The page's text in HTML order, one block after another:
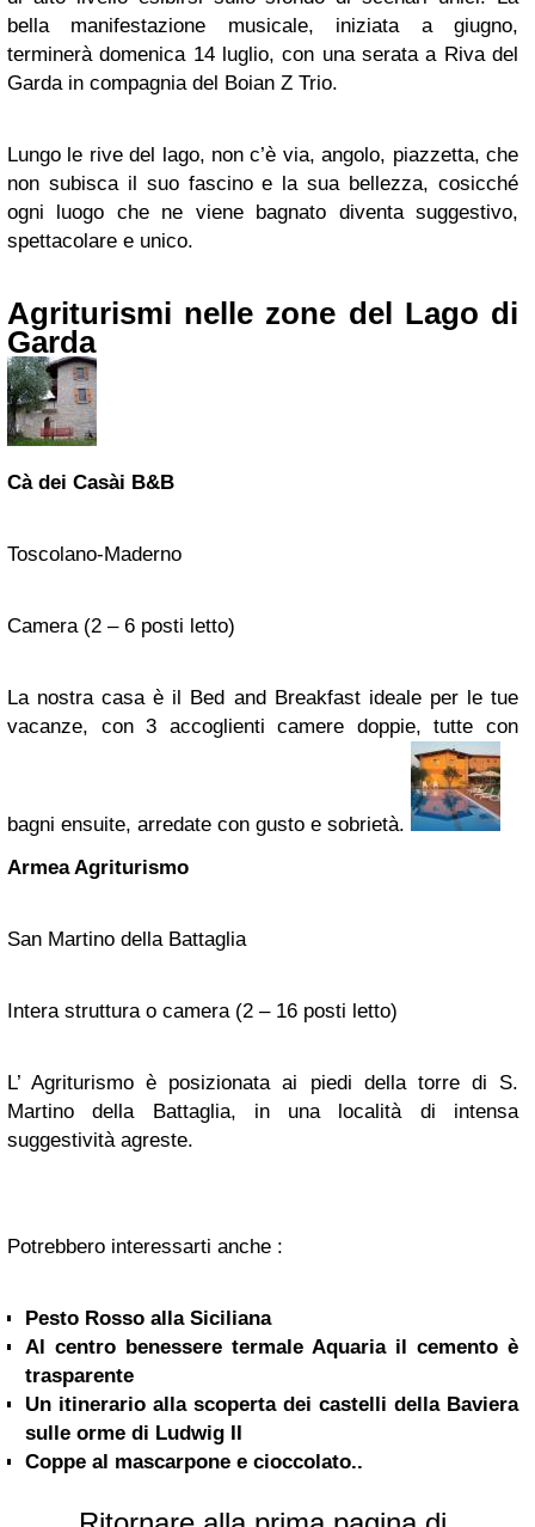
bella manifestazione musicale, iniziata a giugno,
terminerà domenica 14 luglio, con una serata a Riva del
Garda in compagnia del Boian Z Trio.
Lungo le rive del lago, non c’è via, angolo, piazzetta, che
non subisca il suo fascino e la sua bellezza, cosicché
ogni luogo che ne viene bagnato diventa suggestivo,
spettacolare e unico.
Agriturismi nelle zone del Lago di
Garda
Cà dei Casài B&B
Toscolano-Maderno
Camera (2 – 6 posti letto)
La nostra casa è il Bed and Breakfast ideale per le tue
vacanze, con 3 accoglienti camere doppie, tutte con
bagni ensuite, arredate con gusto e sobrietà.
Armea Agriturismo
San Martino della Battaglia
Intera struttura o camera (2 – 16 posti letto)
L’ Agriturismo è posizionata ai piedi della torre di S.
Martino della Battaglia, in una località di intensa
suggestività agreste.
Potrebbero interessarti anche :
Pesto Rosso alla Siciliana
Al centro benessere termale Aquaria il cemento è
trasparente
Un itinerario alla scoperta dei castelli della Baviera
sulle orme di Ludwig II
Coppe al mascarpone e cioccolato..